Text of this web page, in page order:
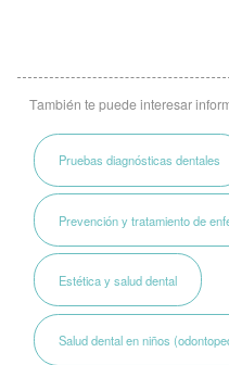
También te puede interesar
Pruebas diagnósticas dentales
Prevención y tratamiento de
Estética y salud dental
Salud dental en niños